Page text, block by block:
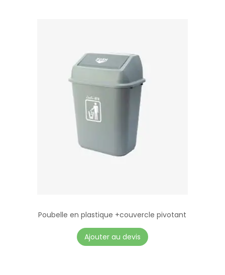
Poubelle en plastique +couvercle pivotant
Ajouter au devis